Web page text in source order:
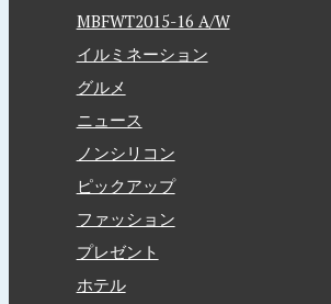
MBFWT2015-16 A/W
イルミネーション
グルメ
ニュース
ノンシリコン
ピックアップ
ファッション
プレゼント
ホテル